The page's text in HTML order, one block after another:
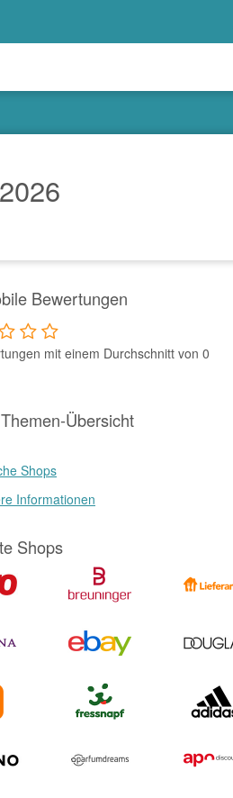
Bewertungen
mit einem Durchschnitt von 0
Übersicht
Shops
Informationen
Shops